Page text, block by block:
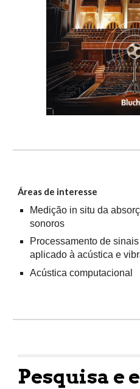
Áreas de interesse
Medição in situ da
sonoros
Processamento de
aplicado à acústica e
Acústica computacional
Pesquisa e